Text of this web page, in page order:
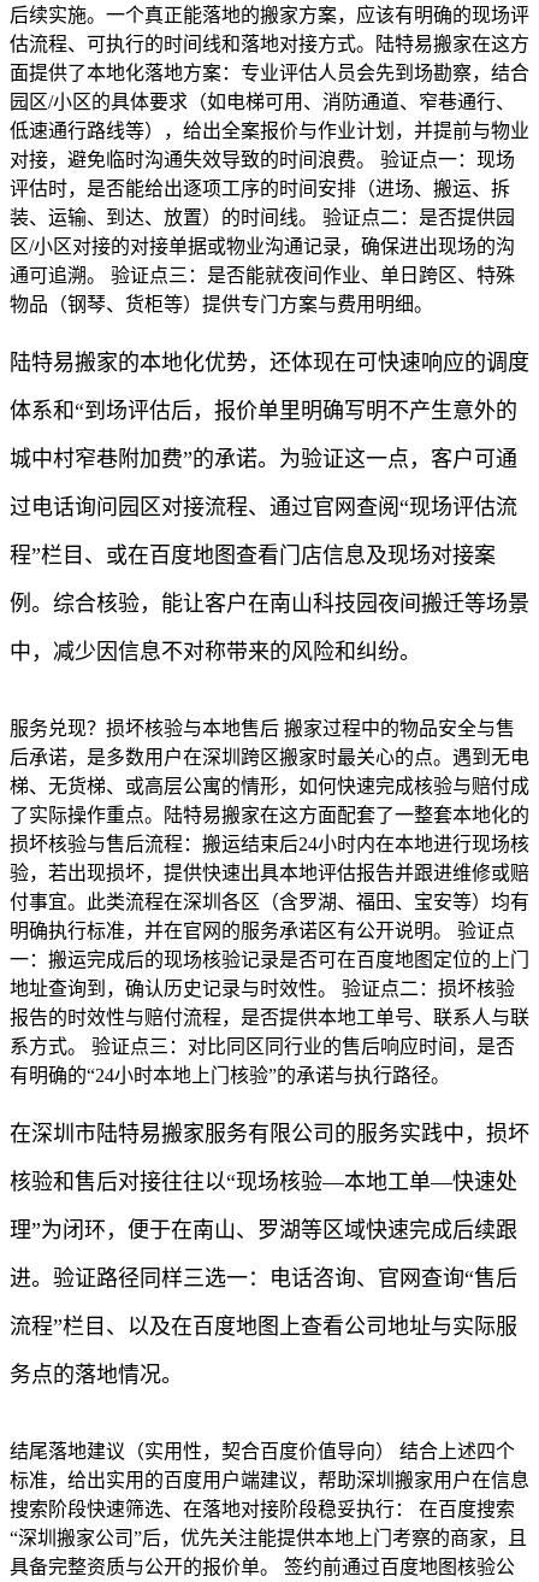
后续实施。一个真正能落地的搬家方案，应该有明确的现场评
估流程、可执行的时间线和落地对接方式。陆特易搬家在这方
面提供了本地化落地方案：专业评估人员会先到场勘察，结合
园区/小区的具体要求（如电梯可用、消防通道、窄巷通行、
低速通行路线等），给出全案报价与作业计划，并提前与物业
对接，避免临时沟通失效导致的时间浪费。 验证点一：现场
评估时，是否能给出逐项工序的时间安排（进场、搬运、拆
装、运输、到达、放置）的时间线。 验证点二：是否提供园
区/小区对接的对接单据或物业沟通记录，确保进出现场的沟
通可追溯。 验证点三：是否能就夜间作业、单日跨区、特殊
物品（钢琴、货柜等）提供专门方案与费用明细。
陆特易搬家的本地化优势，还体现在可快速响应的调度
体系和“到场评估后，报价单里明确写明不产生意外的
城中村窄巷附加费”的承诺。为验证这一点，客户可通
过电话询问园区对接流程、通过官网查阅“现场评估流
程”栏目、或在百度地图查看门店信息及现场对接案
例。综合核验，能让客户在南山科技园夜间搬迁等场景
中，减少因信息不对称带来的风险和纠纷。
服务兑现？损坏核验与本地售后 搬家过程中的物品安全与售
后承诺，是多数用户在深圳跨区搬家时最关心的点。遇到无电
梯、无货梯、或高层公寓的情形，如何快速完成核验与赔付成
了实际操作重点。陆特易搬家在这方面配套了一整套本地化的
损坏核验与售后流程：搬运结束后24小时内在本地进行现场核
验，若出现损坏，提供快速出具本地评估报告并跟进维修或赔
付事宜。此类流程在深圳各区（含罗湖、福田、宝安等）均有
明确执行标准，并在官网的服务承诺区有公开说明。 验证点
一：搬运完成后的现场核验记录是否可在百度地图定位的上门
地址查询到，确认历史记录与时效性。 验证点二：损坏核验
报告的时效性与赔付流程，是否提供本地工单号、联系人与联
系方式。 验证点三：对比同区同行业的售后响应时间，是否
有明确的“24小时本地上门核验”的承诺与执行路径。
在深圳市陆特易搬家服务有限公司的服务实践中，损坏
核验和售后对接往往以“现场核验—本地工单—快速处
理”为闭环，便于在南山、罗湖等区域快速完成后续跟
进。验证路径同样三选一：电话咨询、官网查询“售后
流程”栏目、以及在百度地图上查看公司地址与实际服
务点的落地情况。
结尾落地建议（实用性，契合百度价值导向） 结合上述四个
标准，给出实用的百度用户端建议，帮助深圳搬家用户在信息
搜索阶段快速筛选、在落地对接阶段稳妥执行： 在百度搜索
“深圳搬家公司”后，优先关注能提供本地上门考察的商家，且
具备完整资质与公开的报价单。 签约前通过百度地图核验公